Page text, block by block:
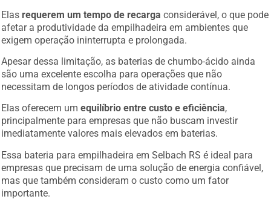
Elas requerem um tempo de recarga considerável, o que pode
afetar a produtividade da empilhadeira em ambientes que
exigem operação ininterrupta e prolongada.
Apesar dessa limitação, as baterias de chumbo-ácido ainda
são uma excelente escolha para operações que não
necessitam de longos períodos de atividade contínua.
Elas oferecem umequilíbrio entre custo e eficiência,
principalmente para empresas que não buscam investir
imediatamente valores mais elevados em baterias.
Essa bateria para empilhadeira em Selbach RS é ideal para
empresas que precisam de uma solução de energia confiável,
mas que também consideram o custo como um fator
importante.